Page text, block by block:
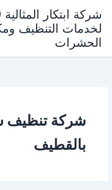
المحتوى
لخدمات التنظيف
الحشرات
شركة تنظيف
بالقطيف